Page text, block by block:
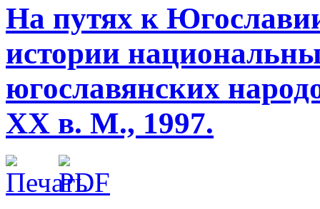
На путях к
истории
югославянских
XX в. М., 1997.